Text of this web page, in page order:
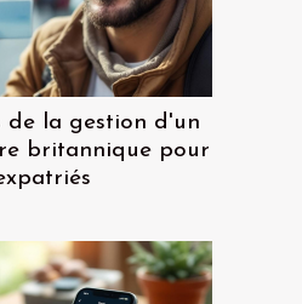
de la gestion d'un
britannique pour